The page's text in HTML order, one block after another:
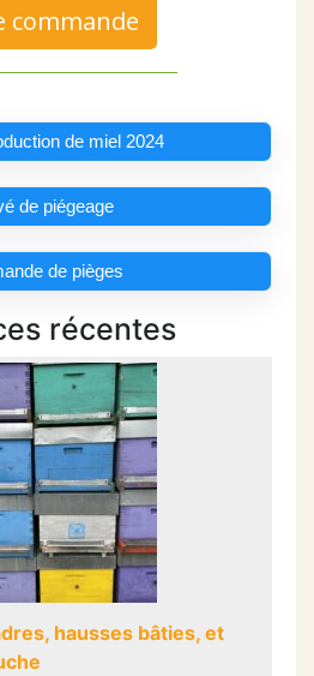
commande
de miel 2024
de piégeage
de pièges
récentes
hausses bâties, et